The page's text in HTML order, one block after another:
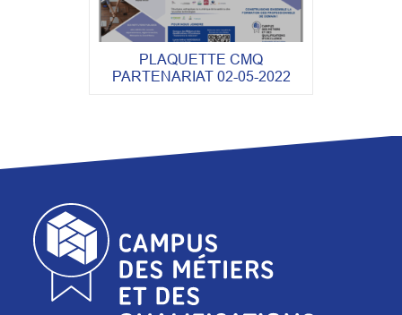
PLAQUETTE CMQ
PARTENARIAT 02-05-2022